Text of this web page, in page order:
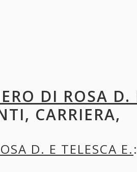
DI ROSA D.
CARRIERA,
D. E TELESCA E.